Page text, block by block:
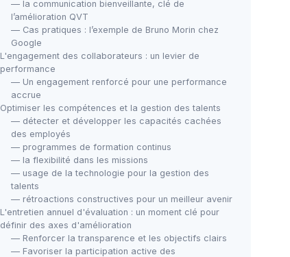
— la communication bienveillante, clé de
l’amélioration QVT
— Cas pratiques : l’exemple de Bruno Morin chez
Google
L'engagement des collaborateurs : un levier de
performance
— Un engagement renforcé pour une performance
accrue
Optimiser les compétences et la gestion des talents
— détecter et développer les capacités cachées
des employés
— programmes de formation continus
— la flexibilité dans les missions
— usage de la technologie pour la gestion des
talents
— rétroactions constructives pour un meilleur avenir
L'entretien annuel d'évaluation : un moment clé pour
définir des axes d'amélioration
— Renforcer la transparence et les objectifs clairs
— Favoriser la participation active des